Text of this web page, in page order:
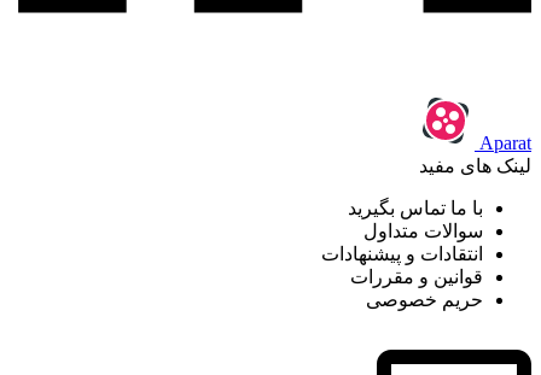
Aparat
لینک های مفید
با ما تماس بگیرید
سوالات متداول
انتقادات و پیشنهادات
قوانین و مقررات
حریم خصوصی